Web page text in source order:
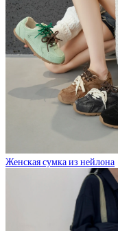
Женская сумка из нейлона